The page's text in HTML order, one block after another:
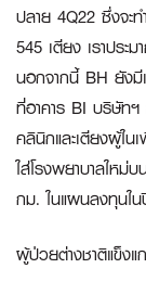
ปลาย 4Q22 ซึ่งจะ
545 เตียง เราปร
นอกจากนี้ BH ยัง
ที่อาคาร BI บริษัทฯ
คลินิกและเตียงผู้ใ
ใส่โรงพยาบาลใหม่
กม. ในแผนลงทุน
ผู้ป่วยต่างชาติแข็งแ